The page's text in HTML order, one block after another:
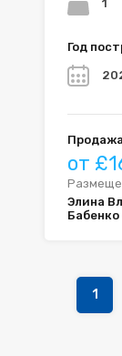
1
Год
Продажа
от
Элина
Бабенко
1